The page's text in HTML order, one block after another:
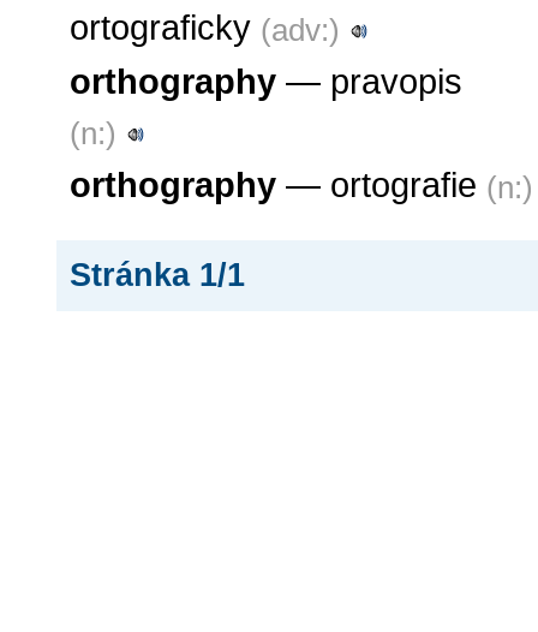
ortograficky (adv:)
orthography — pravopis
(n:)
orthography — ortografie (n:)
Stránka 1/1